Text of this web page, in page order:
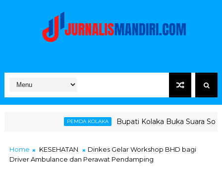
Bupati Kolaka Buka Suara Soal Ketegangan
Home KESEHATAN
Dinkes Gelar Workshop BHD bagi
Driver Ambulance dan Perawat Pendamping